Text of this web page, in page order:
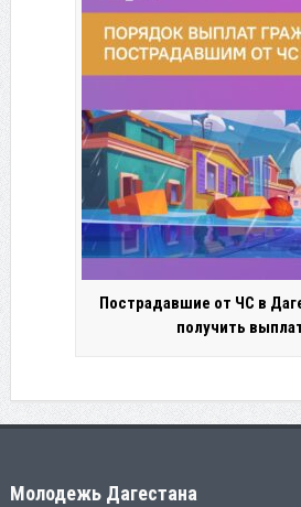
Пострадавшие от ЧС в
получить
Молодежь Дагестана